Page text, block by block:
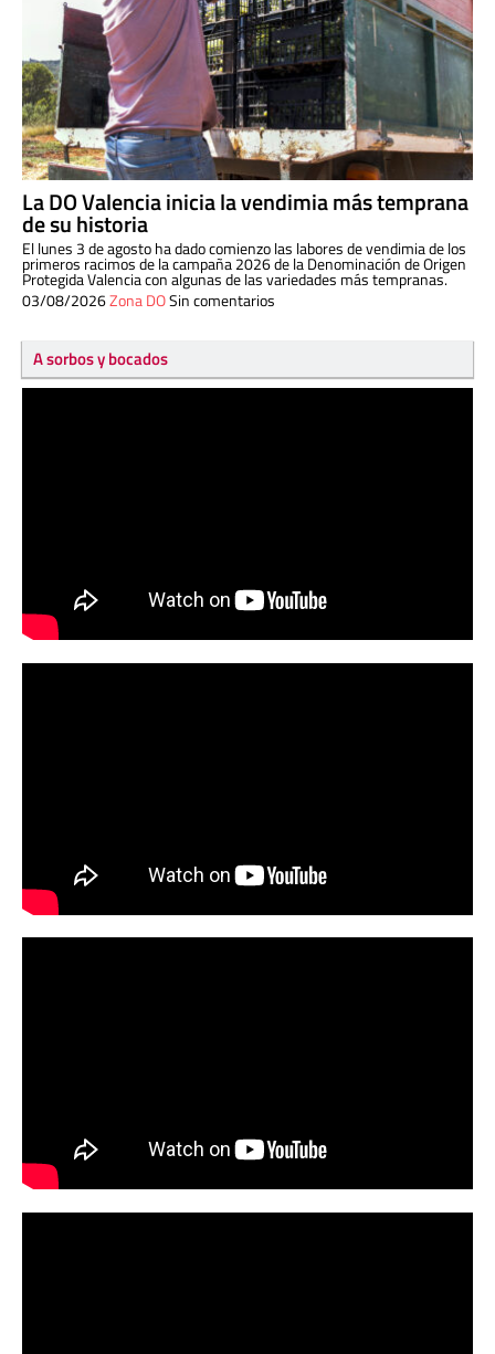
La DO Valencia inicia la vendimia más temprana
de su historia
El lunes 3 de agosto ha dado comienzo las labores de vendimia de los
primeros racimos de la campaña 2026 de la Denominación de Origen
Protegida Valencia con algunas de las variedades más tempranas.
03/08/2026Zona DOSin comentarios
A sorbos y bocados